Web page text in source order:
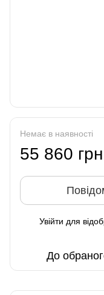
Немає в наявності
55 860 грн
Увійти для
До